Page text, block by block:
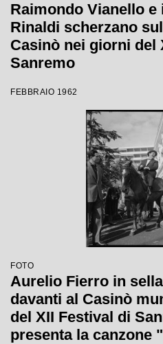
Raimondo Vianello
Rinaldi scherzano
Casinò nei giorni del
Sanremo
FEBBRAIO 1962
FOTO
Aurelio Fierro in
davanti al Casinò
del XII Festival di
presenta la canzone